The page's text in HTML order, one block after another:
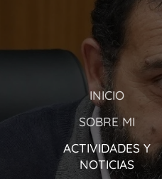
INICIO
SOBRE MI
ACTIVIDADES Y
NOTICIAS